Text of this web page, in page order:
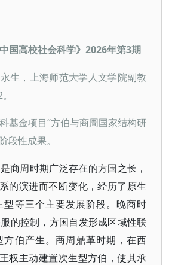
国高校社会科学》2026年第3期
生，上海师范大学人文学院副教
基金项目“方伯与商周国家结构研
段性成果。
商周时期广泛存在的方国之长，
的演进而不断变化，经历了原生
型等三个主要发展阶段。晚商时
的控制，方国自发形成区域性联
方伯产生。商周鼎革时期，在西
权主动建置次生型方伯，使其承